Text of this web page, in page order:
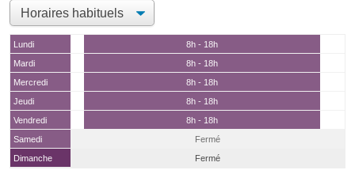
Lundi
8h - 18h
Mardi
8h - 18h
Mercredi
8h - 18h
Jeudi
8h - 18h
Vendredi
8h - 18h
Samedi
Fermé
Dimanche
Fermé